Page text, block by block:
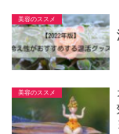
美容のススメ
美容のススメ